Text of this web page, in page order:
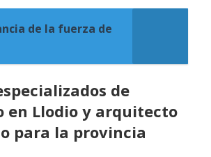
de la fuerza de
de
en Llodio y arquitecto
para la provincia